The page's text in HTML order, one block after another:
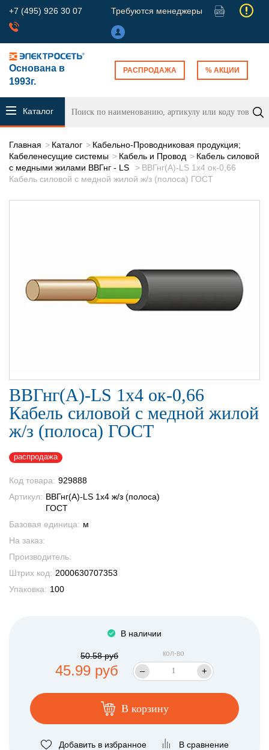
+7 (495) 926 30 07 Требуются менеджеры
Основана в
1993г.
РАСПРОДАЖА % АКЦИИ
Каталог
Главная Каталог
Кабельно-Проводниковая продукция;
Кабеленесущие системы
Кабель и Провод
Кабель силовой
с медными жилами ВВГнг - LS
ВВГнг(А)-LS 1х4 ок-0,66
Кабель силовой с медной жилой ж/з (полоса) ГОСТ
ВВГнг(А)-LS 1х4 ок-0,66
Кабель силовой с медной жилой
ж/з (полоса) ГОСТ
распродажа
Код товара: 929888
Артикул: ВВГнг(А)-LS 1х4 ж/з (полоса)
ГОСТ
Базовая единица: м
На заказ:
Производитель:
Штрих код: 2000630707353
Упаковка: 100
В наличии
50.58 руб
45.99 руб
кол-во
– +
В корзину
Добавить в избранное В сравнение